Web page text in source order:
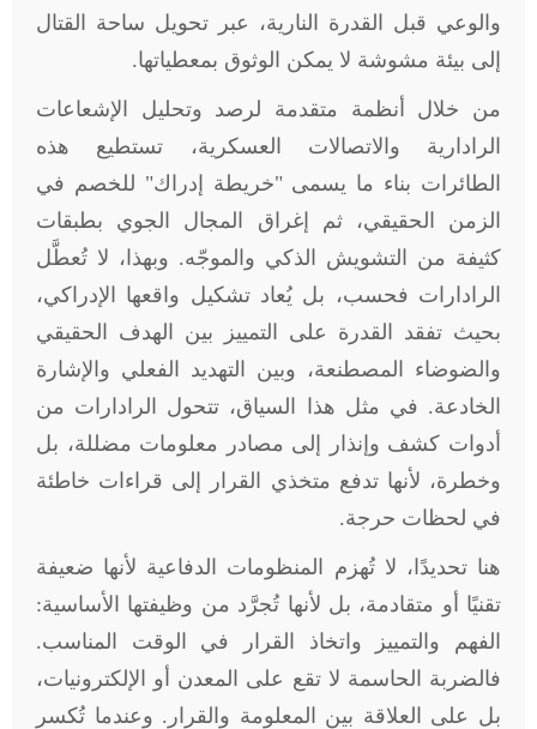
والوعي قبل القدرة النارية، عبر تحويل ساحة القتال
إلى بيئة مشوشة لا يمكن الوثوق بمعطياتها.
من خلال أنظمة متقدمة لرصد وتحليل الإشعاعات
الرادارية والاتصالات العسكرية، تستطيع هذه
الطائرات بناء ما يسمى "خريطة إدراك" للخصم في
الزمن الحقيقي، ثم إغراق المجال الجوي بطبقات
كثيفة من التشويش الذكي والموجّه. وبهذا، لا تُعطَّل
الرادارات فحسب، بل يُعاد تشكيل واقعها الإدراكي،
بحيث تفقد القدرة على التمييز بين الهدف الحقيقي
والضوضاء المصطنعة، وبين التهديد الفعلي والإشارة
الخادعة. في مثل هذا السياق، تتحول الرادارات من
أدوات كشف وإنذار إلى مصادر معلومات مضللة، بل
وخطرة، لأنها تدفع متخذي القرار إلى قراءات خاطئة
في لحظات حرجة.
هنا تحديدًا، لا تُهزم المنظومات الدفاعية لأنها ضعيفة
تقنيًا أو متقادمة، بل لأنها تُجرَّد من وظيفتها الأساسية:
الفهم والتمييز واتخاذ القرار في الوقت المناسب.
فالضربة الحاسمة لا تقع على المعدن أو الإلكترونيات،
بل على العلاقة بين المعلومة والقرار. وعندما تُكسر